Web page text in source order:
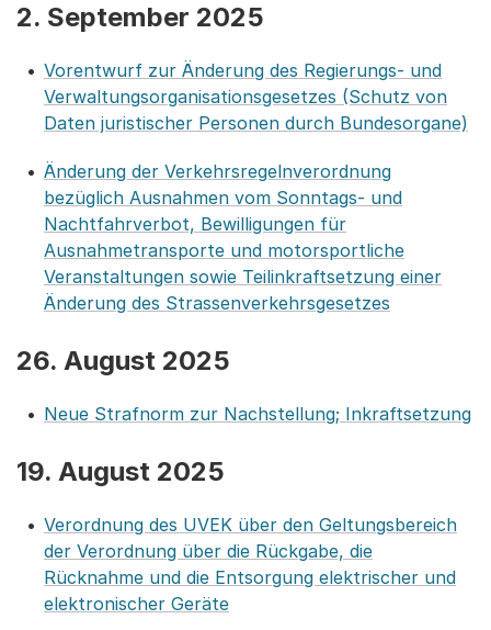
2. September 2025
Vorentwurf zur Änderung des Regierungs- und
Verwaltungsorganisationsgesetzes (Schutz von
Daten juristischer Personen durch Bundesorgane)
Änderung der Verkehrsregelnverordnung
bezüglich Ausnahmen vom Sonntags- und
Nachtfahrverbot, Bewilligungen für
Ausnahmetransporte und motorsportliche
Veranstaltungen sowie Teilinkraftsetzung einer
Änderung des Strassenverkehrsgesetzes
26. August 2025
Neue Strafnorm zur Nachstellung; Inkraftsetzung
19. August 2025
Verordnung des UVEK über den Geltungsbereich
der Verordnung über die Rückgabe, die
Rücknahme und die Entsorgung elektrischer und
elektronischer Geräte